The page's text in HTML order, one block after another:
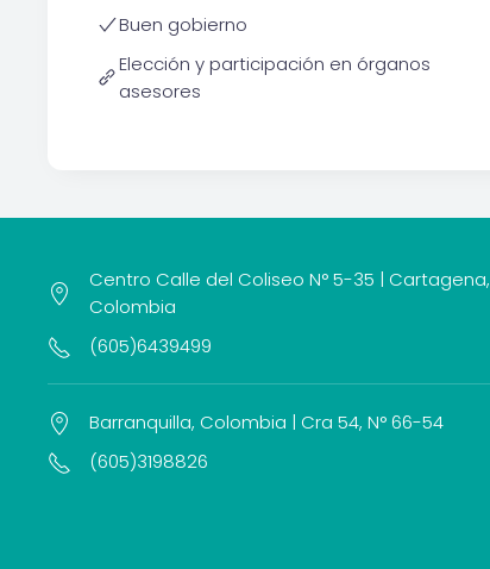
Buen gobierno
Elección y participación en órganos
asesores
Centro Calle del Coliseo N° 5-35 | Cartagena,
Colombia
(605)6439499
Barranquilla, Colombia | Cra 54, N° 66-54
(605)3198826